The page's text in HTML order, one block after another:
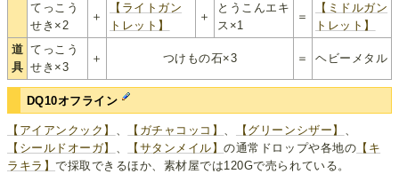
てっこう
せき×2
＋
【ライトガン
トレット】
＋
とうこんエキ
ス×1
＝
【ミドルガン
トレット】
道
具
てっこう
せき×3
＋ つけもの石×3 ＝ ヘビーメタル
DQ10オフライン
【アイアンクック】 【ガチャコッコ】 【グリーンシザー】
【シールドオーガ】
【サタンメイル】の通常ドロップや各地の 【キ
ラキラ】で採取できるほか、素材屋では120Gで売られている。